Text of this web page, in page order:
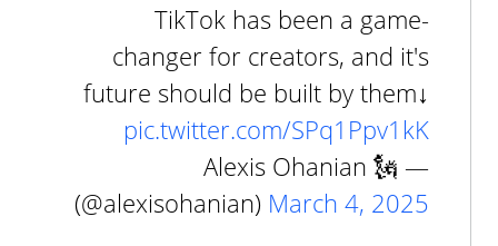
TikTok has been a game-
changer for creators, and it's
future should be built by them↓
pic.twitter.com/SPq1Ppv1kK
— Alexis Ohanian 🗽
(@alexisohanian) March 4, 2025